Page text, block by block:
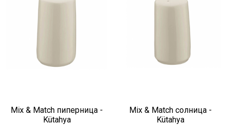
Mix & Match пиперница -
Kütahya
Mix & Match солница -
Kütahya